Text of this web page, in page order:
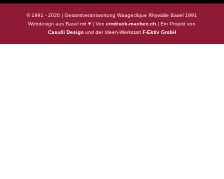
© 1991 -2026 | Gesamtverantwortung Waageclique Rhywälle Basel 1991
Webdesign aus Basel mit ♥ | Voneindruck-machen.ch | Ein Projekt von
Casulli Designund der Ideen-Werkstatt F-Ektiv GmbH